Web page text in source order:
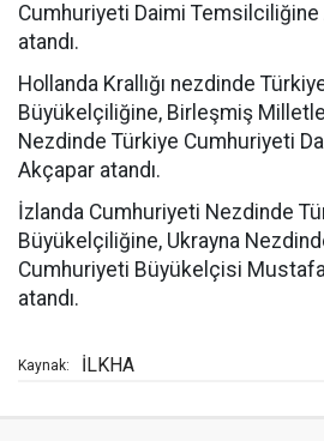
Cumhuriyeti Daimi
atandı.
Hollanda Krallığı nezdinde
Büyükelçiliğine, Birleşmiş
Nezdinde Türkiye Cumhuriyeti
Akçapar atandı.
İzlanda Cumhuriyeti Nezdinde
Büyükelçiliğine, Ukrayna
Cumhuriyeti Büyükelçisi
atandı.
Kaynak: İLKHA